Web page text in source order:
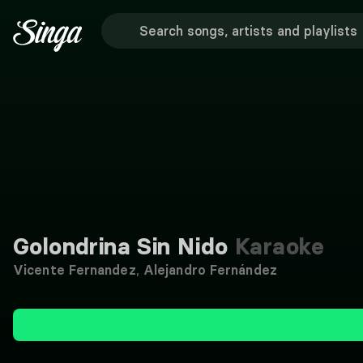
Golondrina Sin Nido Karaoke
Vicente Fernandez, Alejandro Fernández